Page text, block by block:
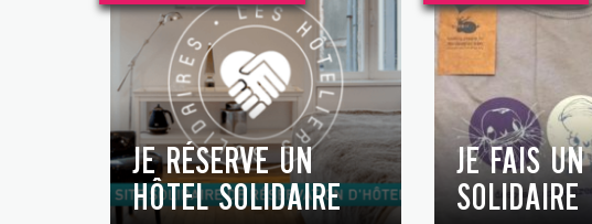
JE RÉSERVE UN
HÔTEL SOLIDAIRE
JE FAIS
SOLIDAIRE